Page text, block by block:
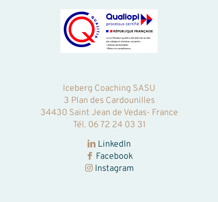
Iceberg Coaching SASU
3 Plan des Cardounilles
34430 Saint Jean de Vedas- France
Tél. 06 72 24 03 31‬
LinkedIn
Facebook
Instagram